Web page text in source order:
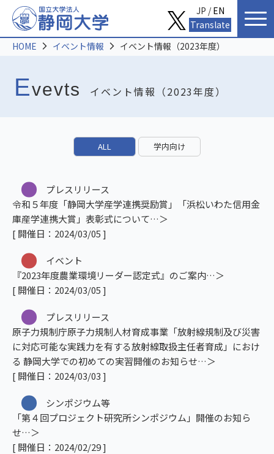
Evevts イベント情報（2023年度）
HOME イベント情報 イベント情報（2023年度）
ALL 学内向け
プレスリリース
令和５年度「静岡大学産学連携奨励賞」「浜松いわた信用金
庫産学連携大賞」表彰式について
[ 開催日：2024/03/05 ]
イベント
『2023年度農業環境リーダー認定式』のご案内
[ 開催日：2024/03/05 ]
プレスリリース
原子力規制庁原子力規制人材育成事業「放射線規制及び災害
に対応可能な実践力を有する放射線取扱主任者育成」におけ
る 静岡大学での初めての実習開催のお知らせ
[ 開催日：2024/03/03 ]
シンポジウム等
「第４回プロジェクト研究所シンポジウム」開催のお知ら
せ
[ 開催日：2024/02/29 ]
JP /EN
Translate